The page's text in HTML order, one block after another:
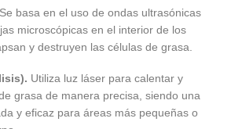
Se basa en el uso de ondas ultrasónicas
microscópicas en el interior de los
y destruyen las células de grasa.
Utiliza luz láser para calentar y
grasa de manera precisa, siendo una
y eficaz para áreas más pequeñas o